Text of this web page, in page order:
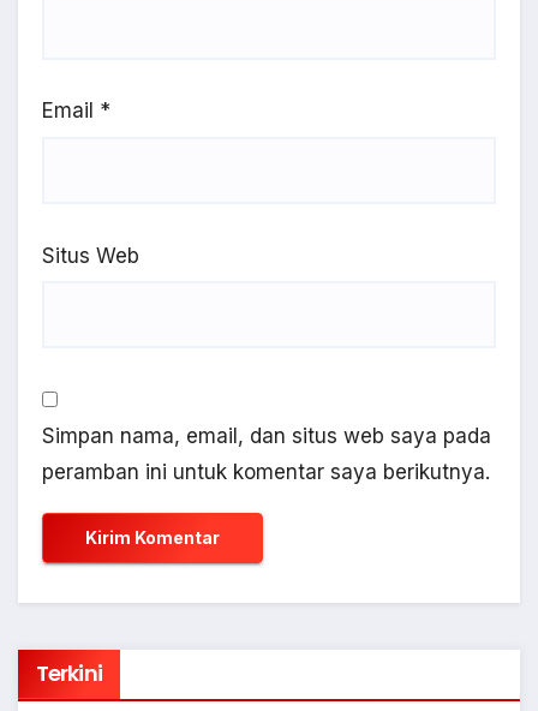
Email *
Situs Web
Simpan nama, email, dan situs web saya pada
peramban ini untuk komentar saya berikutnya.
Terkini